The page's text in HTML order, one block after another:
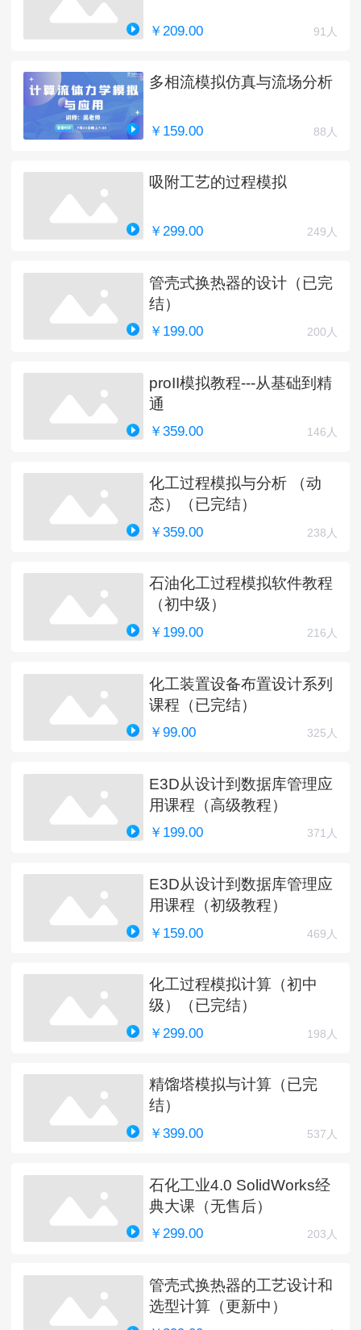
￥209.00 91人
多相流模拟仿真与流场分析
￥159.00 88人
吸附工艺的过程模拟
￥299.00 249人
管壳式换热器的设计（已完
结）
￥199.00 200人
proII模拟教程---从基础到精
通
￥359.00 146人
化工过程模拟与分析 （动
态）（已完结）
￥359.00 238人
石油化工过程模拟软件教程
（初中级）
￥199.00 216人
化工装置设备布置设计系列
课程（已完结）
￥99.00 325人
E3D从设计到数据库管理应
用课程（高级教程）
￥199.00 371人
E3D从设计到数据库管理应
用课程（初级教程）
￥159.00 469人
化工过程模拟计算（初中
级）（已完结）
￥299.00 198人
精馏塔模拟与计算（已完
结）
￥399.00 537人
石化工业4.0 SolidWorks经
典大课（无售后）
￥299.00 203人
管壳式换热器的工艺设计和
选型计算（更新中）